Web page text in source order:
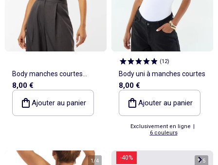
Body manches courtes
côtelé
8,00 €
Ajouter au panier
(12)
Body uni à manches courtes
8,00 €
Ajouter au panier
Exclusivement en ligne |
6 couleurs
1/4 -40% 1/5